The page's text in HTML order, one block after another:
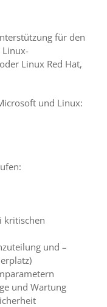
für den
Linux-
Linux Red Hat,
und Linux:
kritischen
und –
und Wartung